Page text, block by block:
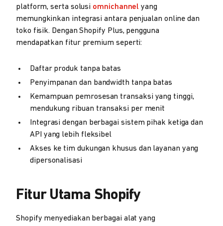
platform, serta solusi omnichannelyang
memungkinkan integrasi antara penjualan online dan
toko fisik. Dengan Shopify Plus, pengguna
mendapatkan fitur premium seperti:
Daftar produk tanpa batas
Penyimpanan dan bandwidth tanpa batas
Kemampuan pemrosesan transaksi yang tinggi,
mendukung ribuan transaksi per menit
Integrasi dengan berbagai sistem pihak ketiga dan
API yang lebih fleksibel
Akses ke tim dukungan khusus dan layanan yang
dipersonalisasi
Fitur Utama Shopify
Shopify menyediakan berbagai alat yang